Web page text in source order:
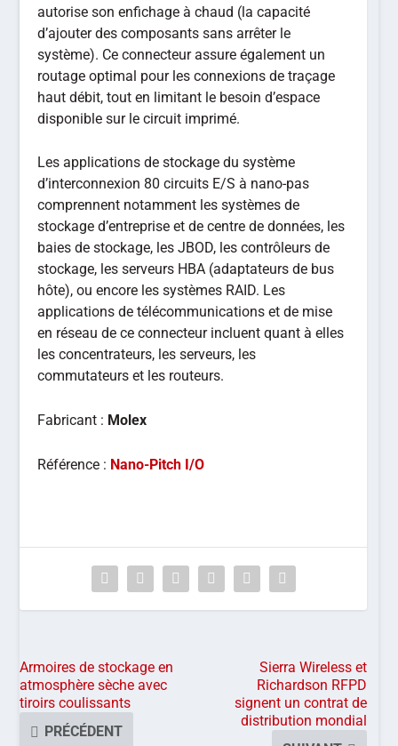
autorise son enfichage à chaud (la capacité
d’ajouter des composants sans arrêter le
système). Ce connecteur assure également un
routage optimal pour les connexions de traçage
haut débit, tout en limitant le besoin d’espace
disponible sur le circuit imprimé.
Les applications de stockage du système
d’interconnexion 80 circuits E/S à nano-pas
comprennent notamment les systèmes de
stockage d’entreprise et de centre de données, les
baies de stockage, les JBOD, les contrôleurs de
stockage, les serveurs HBA (adaptateurs de bus
hôte), ou encore les systèmes RAID. Les
applications de télécommunications et de mise
en réseau de ce connecteur incluent quant à elles
les concentrateurs, les serveurs, les
commutateurs et les routeurs.
Fabricant : Molex
Référence : Nano-Pitch I/O
Armoires de stockage en
atmosphère sèche avec
tiroirs coulissants
PRÉCÉDENT
Sierra Wireless et
Richardson RFPD
signent un contrat de
distribution mondial